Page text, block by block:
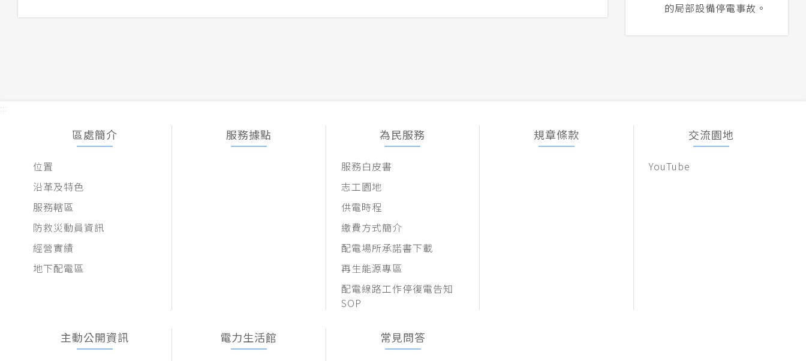
的局部設備停電事故。
:::
區處簡介
位置
沿革及特色
服務轄區
防救災動員資訊
經營實績
地下配電區
服務據點 為民服務
服務白皮書
志工園地
供電時程
繳費方式簡介
配電場所承諾書下載
再生能源專區
配電線路工作停復電告知
SOP
規章條款 交流園地
YouTube
主動公開資訊 電力生活館 常見問答